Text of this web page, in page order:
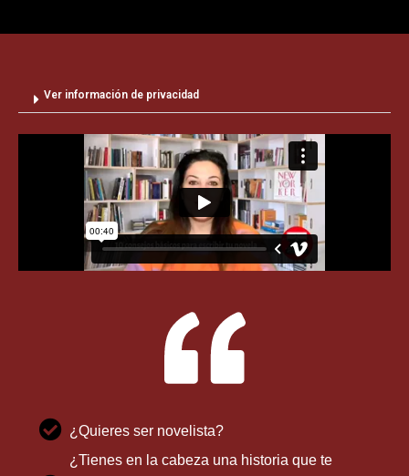
Ver información de privacidad
¿Quieres ser novelista?
¿Tienes en la cabeza una historia que te